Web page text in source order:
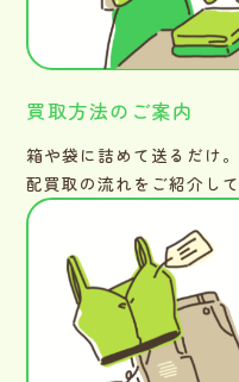
買取方法のご案内
箱や袋に詰めて送るだけ
配買取の流れをご紹介して